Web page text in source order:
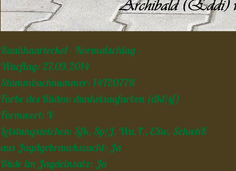
Rauhhaarteckel - Normalschlag -
Wurftag: 27.09.2014
Stammbuchnummer: 14T2077R
Farbe des Rüden: dunkelsaufarben (dkl/sf)
Formwert: V
Leistungszeichen: Sfk, Sp/J, Wa.T., ESw, SchwhK
aus Jagdgebrauchszucht: Ja
Rüde im Jagdeinsatz: Ja